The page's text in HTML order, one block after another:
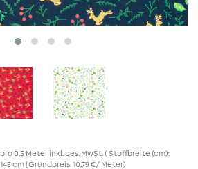
pro0,5 Meterinkl. ges. MwSt. ( Stoffbreite (cm):
145 cm | Grundpreis 10,79 € / Meter)